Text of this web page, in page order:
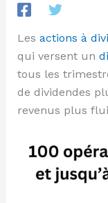
Les actions à
qui versent un
tous les
de dividendes
revenus plus